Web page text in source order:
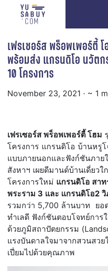
เฟรเซอร์ส พร็อพเพอร์ตี้
พร้อมส่ง แกรนดิโอ นวัต
10 โครงการ
November 23, 2021 · ~ 1
เฟรเซอร์ส พร็อพเพอร์ตี้ โฮม
โครงการ แกรนดิโอ บ้านหรู
แบบภายนอกและฟังก์ชันภาย
สังหาฯ เผยดีมานด์บ้านเดี่ยวใ
โครงการใหม่ แกรนดิโอ สา
พระราม 3 และ แกรนดิโอ2
รวมกว่า 5,700 ล้านบาท ยอ
ทำเลดี ฟังก์ชันตอบโจทย์กา
ด้วยภูมิสถาปัตยกรรม
แรงบันดาลใจมาจากสวนสว
เปี่ยมไปด้วยคุณภาพ